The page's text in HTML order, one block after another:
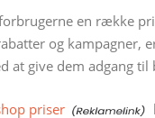
en række
og kampagner,
at give dem adgang
priser